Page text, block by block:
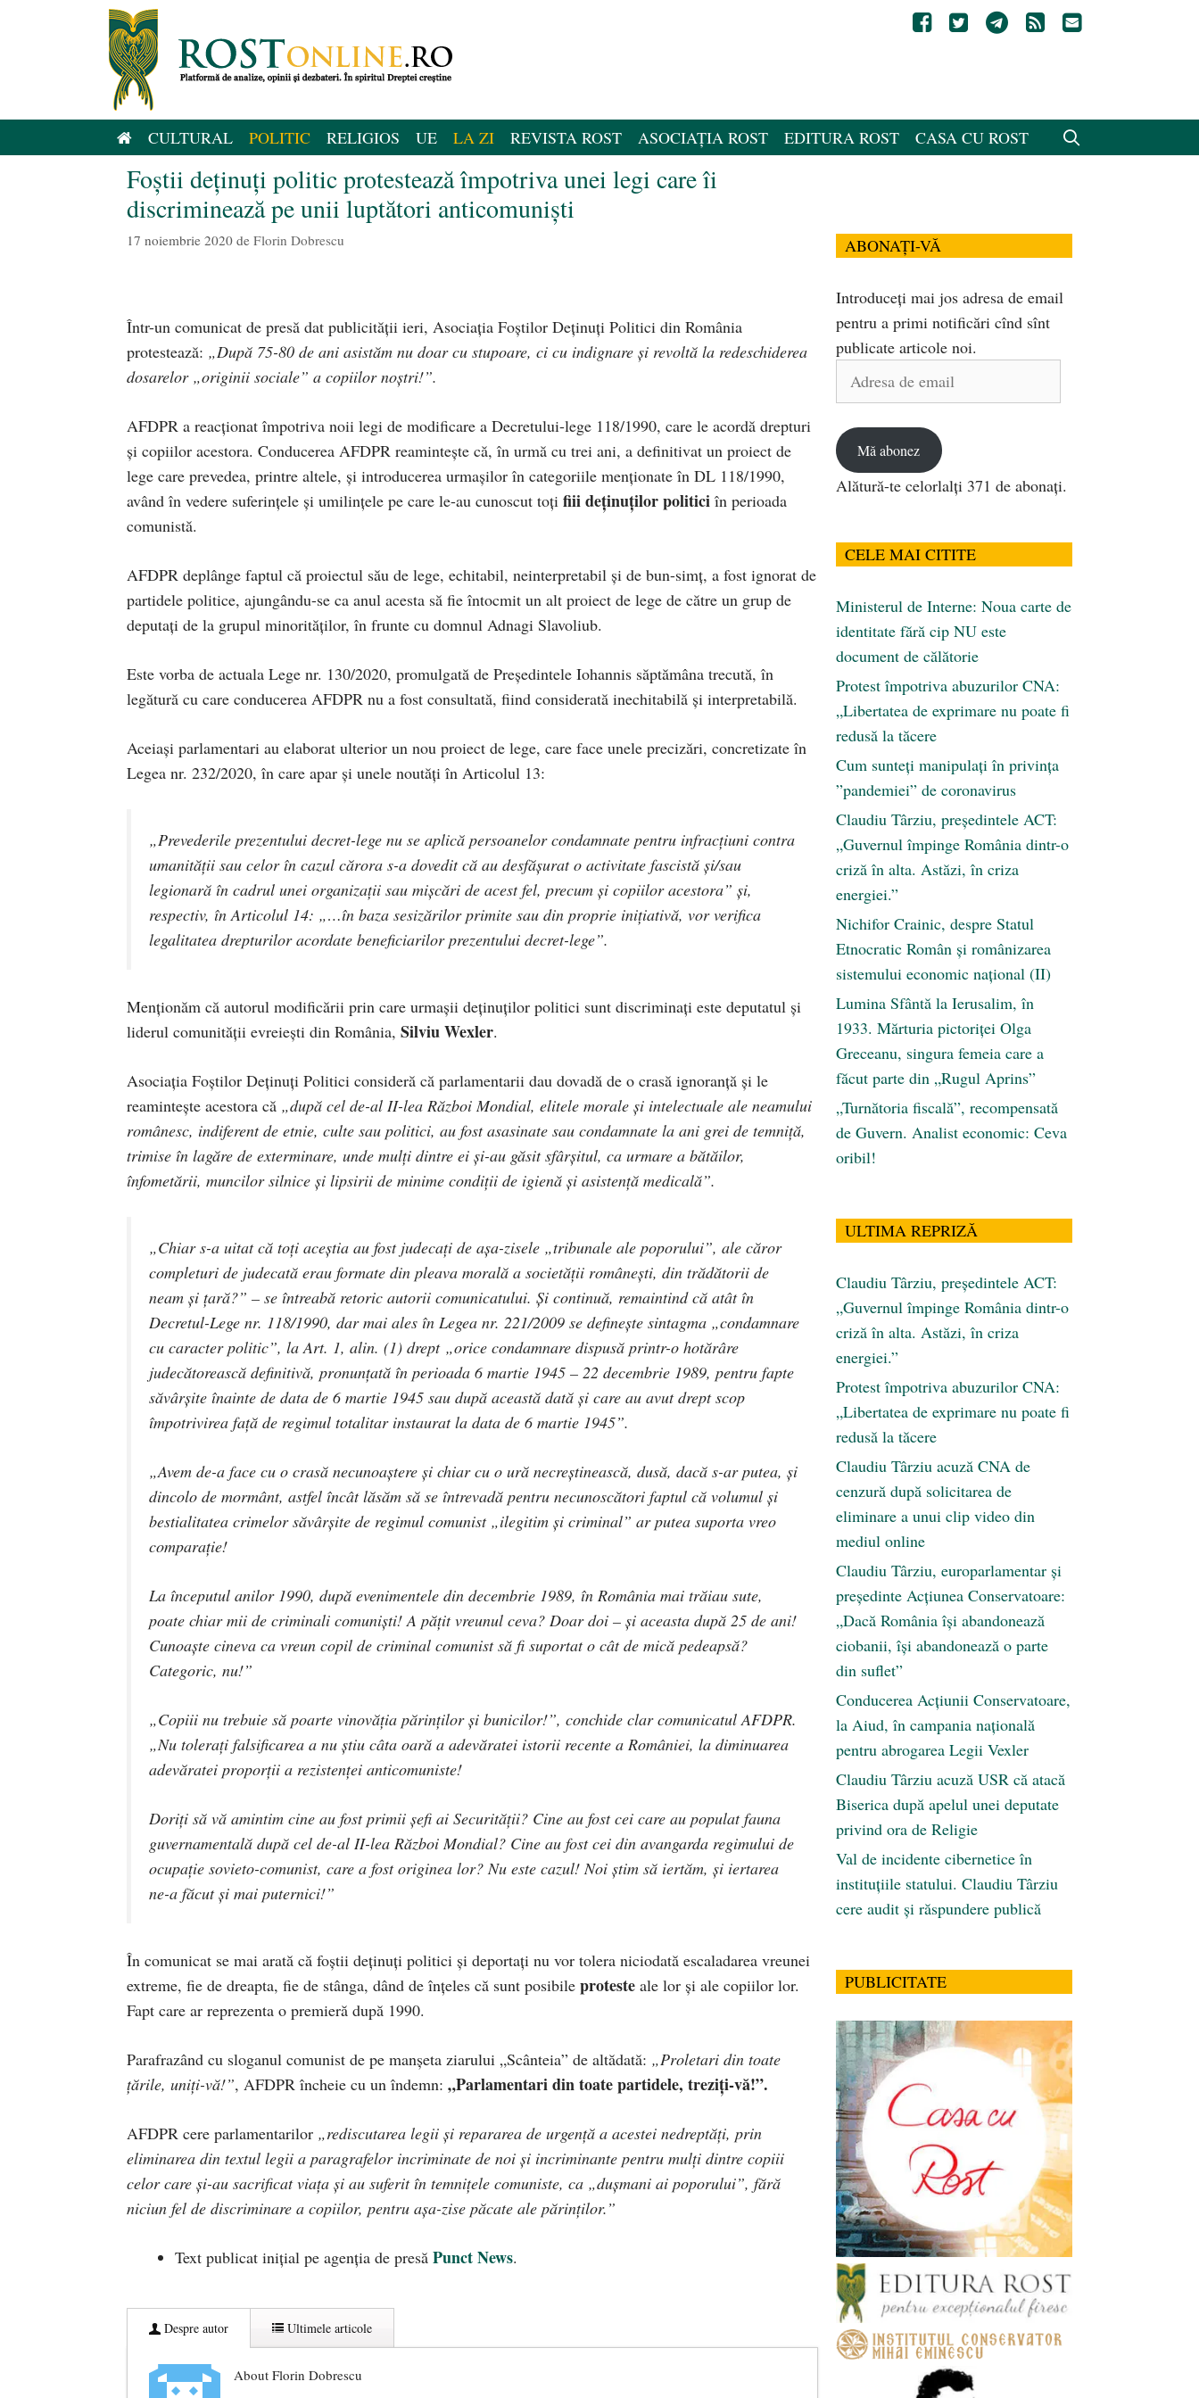
CULTURAL POLITIC RELIGIOS UE LA ZI REVISTA ROST ASOCIAȚIA ROST EDITURA ROST CASA CU ROST
Foștii deținuți politic protestează împotriva unei legi care îi
discriminează pe unii luptători anticomuniști
17 noiembrie 2020 de Florin Dobrescu
Într-un comunicat de presă dat publicității ieri, Asociația Foștilor Deținuți Politici din România
protestează: „După 75-80 de ani asistăm nu doar cu stupoare, ci cu indignare și revoltă la redeschiderea
dosarelor „originii sociale” a copiilor noștri!”.
AFDPR a reacționat împotriva noii legi de modificare a Decretului-lege 118/1990, care le acordă drepturi
și copiilor acestora. Conducerea AFDPR reamintește că, în urmă cu trei ani, a definitivat un proiect de
lege care prevedea, printre altele, și introducerea urmașilor în categoriile menționate în DL 118/1990,
având în vedere suferințele și umilințele pe care le-au cunoscut toți fiii deținuților politici în perioada
comunistă.
AFDPR deplânge faptul că proiectul său de lege, echitabil, neinterpretabil și de bun-simț, a fost ignorat de
partidele politice, ajungându-se ca anul acesta să fie întocmit un alt proiect de lege de către un grup de
deputați de la grupul minorităților, în frunte cu domnul Adnagi Slavoliub.
Este vorba de actuala Lege nr. 130/2020, promulgată de Președintele Iohannis săptămâna trecută, în
legătură cu care conducerea AFDPR nu a fost consultată, fiind considerată inechitabilă și interpretabilă.
Aceiași parlamentari au elaborat ulterior un nou proiect de lege, care face unele precizări, concretizate în
Legea nr. 232/2020, în care apar și unele noutăți în Articolul 13:
„Prevederile prezentului decret-lege nu se aplică persoanelor condamnate pentru infracțiuni contra
umanității sau celor în cazul cărora s-a dovedit că au desfășurat o activitate fascistă și/sau
legionară în cadrul unei organizații sau mișcări de acest fel, precum și copiilor acestora” și,
respectiv, în Articolul 14: „…în baza sesizărilor primite sau din proprie inițiativă, vor verifica
legalitatea drepturilor acordate beneficiarilor prezentului decret-lege”.
Menționăm că autorul modificării prin care urmașii deținuților politici sunt discriminați este deputatul și
liderul comunității evreiești din România, Silviu Wexler.
Asociația Foștilor Deținuți Politici consideră că parlamentarii dau dovadă de o crasă ignoranță și le
reamintește acestora că „după cel de-al II-lea Război Mondial, elitele morale și intelectuale ale neamului
românesc, indiferent de etnie, culte sau politici, au fost asasinate sau condamnate la ani grei de temniță,
trimise în lagăre de exterminare, unde mulți dintre ei și-au găsit sfârșitul, ca urmare a bătăilor,
înfometării, muncilor silnice și lipsirii de minime condiții de igienă și asistență medicală”.
„Chiar s-a uitat că toți aceștia au fost judecați de așa-zisele „tribunale ale poporului”, ale căror
completuri de judecată erau formate din pleava morală a societății românești, din trădătorii de
neam și țară?” – se întreabă retoric autorii comunicatului. Și continuă, remaintind că atât în
Decretul-Lege nr. 118/1990, dar mai ales în Legea nr. 221/2009 se definește sintagma „condamnare
cu caracter politic”, la Art. 1, alin. (1) drept „orice condamnare dispusă printr-o hotărâre
judecătorească definitivă, pronunțată în perioada 6 martie 1945 – 22 decembrie 1989, pentru fapte
săvârșite înainte de data de 6 martie 1945 sau după această dată și care au avut drept scop
împotrivirea față de regimul totalitar instaurat la data de 6 martie 1945”.
„Avem de-a face cu o crasă necunoaștere și chiar cu o ură necreștinească, dusă, dacă s-ar putea, și
dincolo de mormânt, astfel încât lăsăm să se întrevadă pentru necunoscători faptul că volumul și
bestialitatea crimelor săvârșite de regimul comunist „ilegitim și criminal” ar putea suporta vreo
comparație!
La începutul anilor 1990, după evenimentele din decembrie 1989, în România mai trăiau sute,
poate chiar mii de criminali comuniști! A pățit vreunul ceva? Doar doi – și aceasta după 25 de ani!
Cunoaște cineva ca vreun copil de criminal comunist să fi suportat o cât de mică pedeapsă?
Categoric, nu!”
„Copiii nu trebuie să poarte vinovăția părinților și bunicilor!”, conchide clar comunicatul AFDPR.
„Nu tolerați falsificarea a nu știu câta oară a adevăratei istorii recente a României, la diminuarea
adevăratei proporții a rezistenței anticomuniste!
Doriți să vă amintim cine au fost primii șefi ai Securității? Cine au fost cei care au populat fauna
guvernamentală după cel de-al II-lea Război Mondial? Cine au fost cei din avangarda regimului de
ocupație sovieto-comunist, care a fost originea lor? Nu este cazul! Noi știm să iertăm, și iertarea
ne-a făcut și mai puternici!”
În comunicat se mai arată că foștii deținuți politici și deportați nu vor tolera niciodată escaladarea vreunei
extreme, fie de dreapta, fie de stânga, dând de înțeles că sunt posibile proteste ale lor și ale copiilor lor.
Fapt care ar reprezenta o premieră după 1990.
Parafrazând cu sloganul comunist de pe manșeta ziarului „Scânteia” de altădată: „Proletari din toate
țările, uniți-vă!”, AFDPR încheie cu un îndemn: „Parlamentari din toate partidele, treziți-vă!”.
AFDPR cere parlamentarilor „rediscutarea legii și repararea de urgență a acestei nedreptăți, prin
eliminarea din textul legii a paragrafelor incriminate de noi și incriminante pentru mulți dintre copiii
celor care și-au sacrificat viața și au suferit în temnițele comuniste, ca „dușmani ai poporului”, fără
niciun fel de discriminare a copiilor, pentru așa-zise păcate ale părinților.”
Text publicat inițial pe agenția de presă Punct News.
Despre autor Ultimele articole
About Florin Dobrescu
ABONAȚI-VĂ
Introduceți mai jos adresa de email
pentru a primi notificări cînd sînt
publicate articole noi.
Adresa
Mă abonez
Alătură-te celorlalți 371 de abonați.
CELE MAI CITITE
Ministerul de Interne: Noua carte de
identitate fără cip NU este
document de călătorie
Protest împotriva abuzurilor CNA:
„Libertatea de exprimare nu poate fi
redusă la tăcere
Cum sunteți manipulați în privința
”pandemiei” de coronavirus
Claudiu Târziu, președintele ACT:
„Guvernul împinge România dintr-o
criză în alta. Astăzi, în criza
energiei.”
Nichifor Crainic, despre Statul
Etnocratic Român şi românizarea
sistemului economic naţional (II)
Lumina Sfântă la Ierusalim, în
1933. Mărturia pictoriței Olga
Greceanu, singura femeia care a
făcut parte din „Rugul Aprins”
„Turnătoria fiscală”, recompensată
de Guvern. Analist economic: Ceva
oribil!
ULTIMA REPRIZĂ
Claudiu Târziu, președintele ACT:
„Guvernul împinge România dintr-o
criză în alta. Astăzi, în criza
energiei.”
Protest împotriva abuzurilor CNA:
„Libertatea de exprimare nu poate fi
redusă la tăcere
Claudiu Târziu acuză CNA de
cenzură după solicitarea de
eliminare a unui clip video din
mediul online
Claudiu Târziu, europarlamentar și
președinte Acțiunea Conservatoare:
„Dacă România își abandonează
ciobanii, își abandonează o parte
din suflet”
Conducerea Acțiunii Conservatoare,
la Aiud, în campania națională
pentru abrogarea Legii Vexler
Claudiu Târziu acuză USR că atacă
Biserica după apelul unei deputate
privind ora de Religie
Val de incidente cibernetice în
instituțiile statului. Claudiu Târziu
cere audit și răspundere publică
PUBLICITATE